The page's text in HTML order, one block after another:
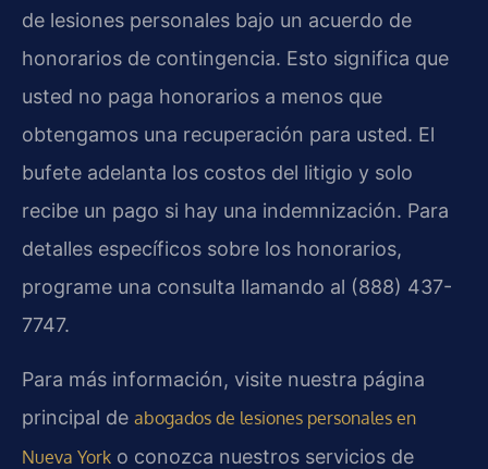
de lesiones personales bajo un acuerdo de
honorarios de contingencia. Esto significa que
usted no paga honorarios a menos que
obtengamos una recuperación para usted. El
bufete adelanta los costos del litigio y solo
recibe un pago si hay una indemnización. Para
detalles específicos sobre los honorarios,
programe una consulta llamando al (888) 437-
7747.
Para más información, visite nuestra página
principal de abogados de lesiones personales en
Nueva York o conozca nuestros servicios de